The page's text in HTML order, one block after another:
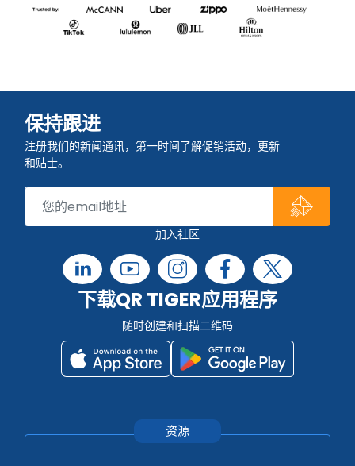
保持跟进
注册我们的新闻通讯，第一时间了解促销活动，更新
和贴士。
加入社区
下载QR TIGER应用程序
随时创建和扫描二维码
资源